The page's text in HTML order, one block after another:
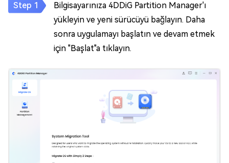
Bilgisayarınıza 4DDiG Partition Manager'ı
yükleyin ve yeni sürücüyü bağlayın. Daha
sonra uygulamayı başlatın ve devam etmek
için "Başlat"a tıklayın.